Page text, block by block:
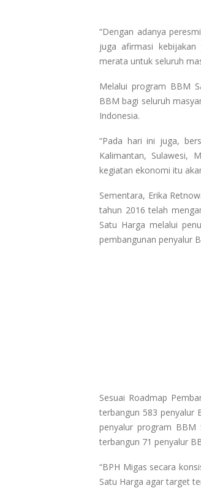
“Dengan adanya
juga afirmasi
merata untuk seluruh
Melalui program BBM
BBM bagi seluruh
Indonesia.
“Pada hari ini juga,
Kalimantan, Sulawesi,
kegiatan ekonomi itu
Sementara, Erika
tahun 2016 telah
Satu Harga melalui
pembangunan penyalur
Sesuai Roadmap
terbangun 583 penyalur
penyalur program BBM
terbangun 71 penyalur
“BPH Migas secara
Satu Harga agar target